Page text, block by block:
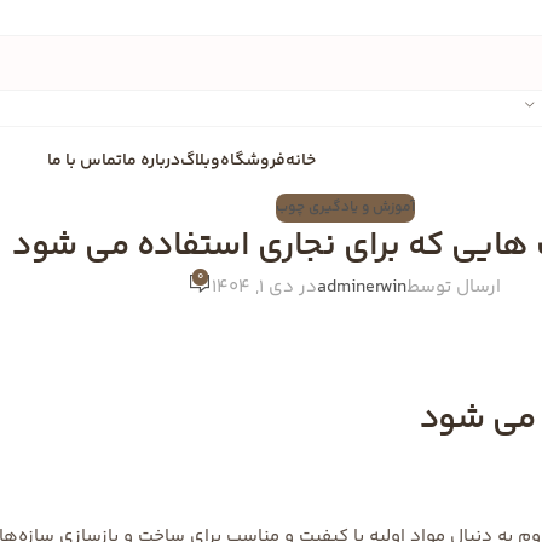
خانهفروشگاهوبلاگدرباره ماتماس با ما
آموزش و یادگیری چوب
هایی که برای نجاری استفاده می شود
ارسال توسطadminerwinدر دی 1, 1404 0
می شود